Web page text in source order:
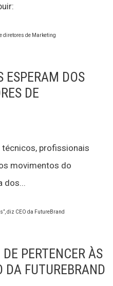
ESPERAM DOS
DE
profissionais
movimentos do
dos...
PERTENCER ÀS
DA FUTUREBRAND